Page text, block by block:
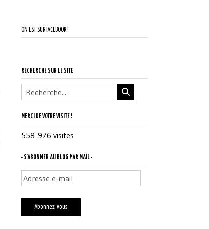
ON EST SUR FACEBOOK !
RECHERCHE SUR LE SITE
MERCI DE VOTRE VISITE !
558 976 visites
- S'ABONNER AU BLOG PAR MAIL -
Adresse
e-
mail
Abonnez-vous